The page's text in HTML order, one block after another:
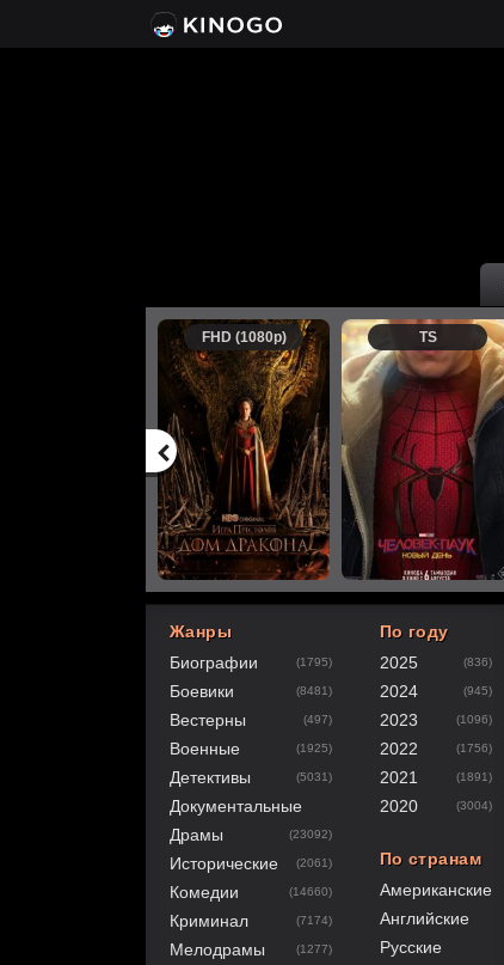
FHD (1080p) TS
60
1 2 3 4
Жанры
Биографии
(1795)
Боевики (8481)
Вестерны (497)
Военные (1925)
Детективы (5031)
Документальные
Драмы
(23092)
Исторические (2061)
Комедии (14660)
Криминал (7174)
Мелодрамы (1277)
По году
2025
(836)
2024 (945)
2023 (1096)
2022 (1756)
2021 (1891)
2020 (3004)
По странам
Американские
Английские
Русские